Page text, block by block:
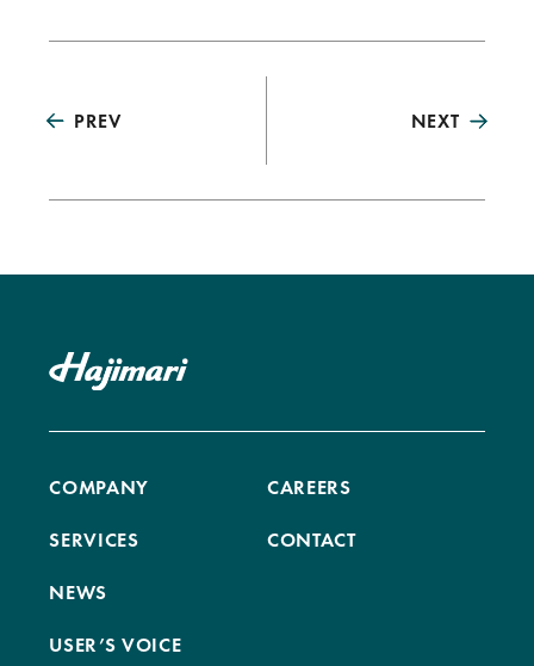
PREV NEXT
COMPANY
SERVICES
NEWS
USER’S VOICE
CAREERS
CONTACT